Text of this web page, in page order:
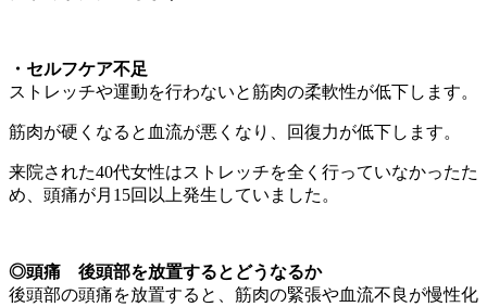
・セルフケア不足
ストレッチや運動を行わないと筋肉の柔軟性が低下します。
筋肉が硬くなると血流が悪くなり、回復力が低下します。
来院された40代女性はストレッチを全く行っていなかったた
め、頭痛が月15回以上発生していました。
◎頭痛 後頭部を放置するとどうなるか
後頭部の頭痛を放置すると、筋肉の緊張や血流不良が慢性化